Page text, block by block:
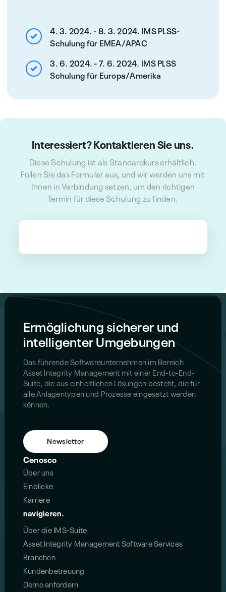
4. 3. 2024. - 8. 3. 2024. IMS PLSS-
Schulung für EMEA/APAC
3. 6. 2024. - 7. 6. 2024. IMS PLSS
Schulung für Europa/Amerika
Interessiert? Kontaktieren Sie uns.
Diese Schulung ist als Standardkurs erhältlich.
Füllen Sie das Formular aus, und wir werden uns mit
Ihnen in Verbindung setzen, um den richtigen
Termin für diese Schulung zu finden.
Ermöglichung sicherer und
intelligenter Umgebungen
Das führende Softwareunternehmen im Bereich
Asset Integrity Management mit einer End-to-End-
Suite, die aus einheitlichen Lösungen besteht, die für
alle Anlagentypen und Prozesse eingesetzt werden
können.
Newsletter
navigieren.
Über die IMS-Suite
Asset Integrity Management Software Services
Branchen
Kundenbetreuung
Demo anfordern
Cenosco
Über uns
Einblicke
Karriere